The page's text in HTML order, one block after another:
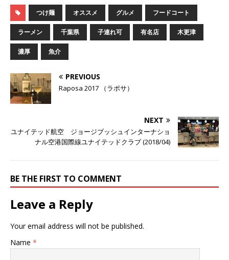
つけ麺 オススメ グルメ フードコート
ラーメン 千葉県 子連れ可 有名店 木更津
濃厚 魚介
PREVIOUS
Raposa 2017 （ラポサ）
NEXT
ユナイテッド航空 ジョージブッシュインターナショ
ナル空港国際線ユナイテッドクラブ (2018/04)
BE THE FIRST TO COMMENT
Leave a Reply
Your email address will not be published.
Name *